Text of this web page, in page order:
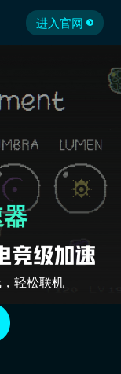
进入官网
轻松联机